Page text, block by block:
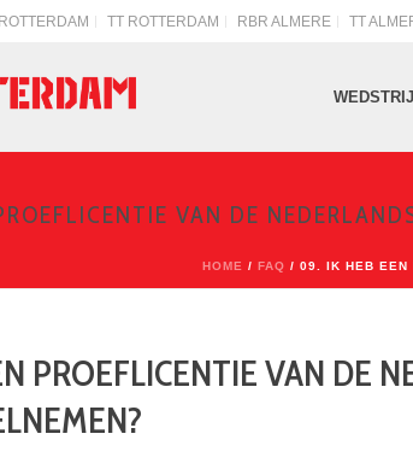
TT ROTTERDAM RBR ALMERE TT
VAN DE
HOME / FAQ / 09. IK HEB EEN
PROEFLICENTIE VAN DE